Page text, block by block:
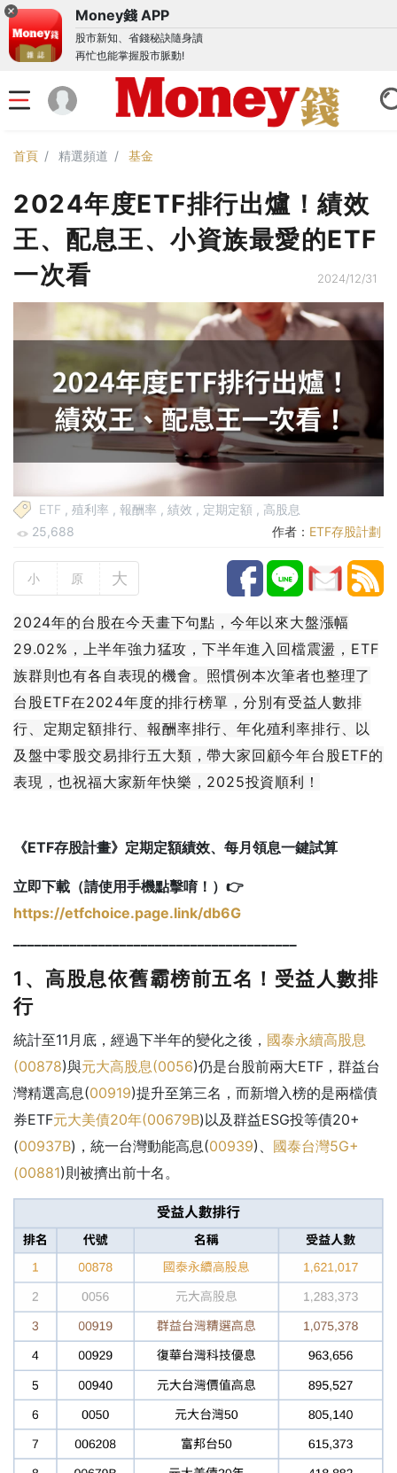
Money錢 APP
股市新知、省錢秘訣隨身讀
再忙也能掌握股市脈動!
首頁 精選頻道 基金
2024年度ETF排行出爐！績效
王、配息王、小資族最愛的ETF
一次看
2024/12/31
ETF , 殖利率 , 報酬率 , 績效 , 定期定額 , 高股息
25,688
作者： ETF存股計劃
小 原 大
2024年的台股在今天畫下句點，今年以來大盤漲幅
29.02%，上半年強力猛攻，下半年進入回檔震盪，ETF
族群則也有各自表現的機會。照慣例本次筆者也整理了
台股ETF在2024年度的排行榜單，分別有受益人數排
行、定期定額排行、報酬率排行、年化殖利率排行、以
及盤中零股交易排行五大類，帶大家回顧今年台股ETF的
表現，也祝福大家新年快樂，2025投資順利！
《ETF存股計畫》定期定額績效、每月領息一鍵試算
立即下載（請使用手機點擊唷！）👉
https://etfchoice.page.link/db6G
1、高股息依舊霸榜前五名！受益人數排
行
統計至11月底，經過下半年的變化之後， 國泰永續高股息
(00878)與元大高股息(0056)仍是台股前兩大ETF，群益台
灣精選高息(00919)提升至第三名，而新增入榜的是兩檔債
券ETF元大美債20年(00679B)以及群益ESG投等債20+
(00937B)，統一台灣動能高息(00939)、 國泰台灣5G+
(00881)則被擠出前十名。